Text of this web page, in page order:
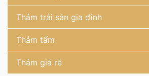
Thảm trải sàn gia đình
Thảm tấm
Thảm giá rẻ